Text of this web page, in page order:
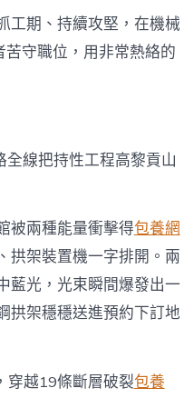
工期、持續攻堅，在機械
苦守職位，用非常熱絡的
線把持性工程高黎貢山
被兩種能量衝擊得包養網
拱架裝置機一字排開。兩
藍光，光束瞬間爆發出一
拱架穩穩送進預約下訂地
穿越19條斷層破裂包養